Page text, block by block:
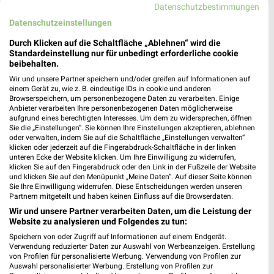
dm
79115 Freiburg im Breisgau
Drogerie & Parfümerie Angebote für Breisach
(Rhein) und Umgebung
7 Prospekte
Müller Müller
Datenschutzbestimmungen
Datenschutzeinstellungen
Durch Klicken auf die Schaltfläche „Ablehnen“ wird die
Standardeinstellung nur für unbedingt erforderliche cookie
beibehalten.
Wir und unsere Partner speichern und/oder greifen auf Informationen auf
einem Gerät zu, wie z. B. eindeutige IDs in cookie und anderen
Browserspeichern, um personenbezogene Daten zu verarbeiten. Einige
Anbieter verarbeiten Ihre personenbezogenen Daten möglicherweise
aufgrund eines berechtigten Interesses. Um dem zu widersprechen, öffnen
Sie die „Einstellungen“. Sie können Ihre Einstellungen akzeptieren, ablehnen
oder verwalten, indem Sie auf die Schaltfläche „Einstellungen verwalten“
klicken oder jederzeit auf die Fingerabdruck-Schaltfläche in der linken
unteren Ecke der Website klicken. Um Ihre Einwilligung zu widerrufen,
klicken Sie auf den Fingerabdruck oder den Link in der Fußzeile der Website
und klicken Sie auf den Menüpunkt „Meine Daten“. Auf dieser Seite können
Sie Ihre Einwilligung widerrufen. Diese Entscheidungen werden unseren
Partnern mitgeteilt und haben keinen Einfluss auf die Browserdaten.
Wir und unsere Partner verarbeiten Daten, um die Leistung der
Website zu analysieren und Folgendes zu tun:
Speichern von oder Zugriff auf Informationen auf einem Endgerät.
Verwendung reduzierter Daten zur Auswahl von Werbeanzeigen. Erstellung
von Profilen für personalisierte Werbung. Verwendung von Profilen zur
Auswahl personalisierter Werbung. Erstellung von Profilen zur